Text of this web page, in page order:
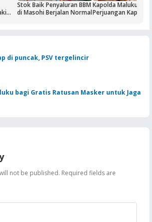
Stok Baik Penyaluran BBM
di Masohi Berjalan Normal
Kapolda Maluku
Perjuangan
di puncak, PSV tergelincir
bagi Gratis Ratusan Masker untuk Jaga
not be published. Required fields are